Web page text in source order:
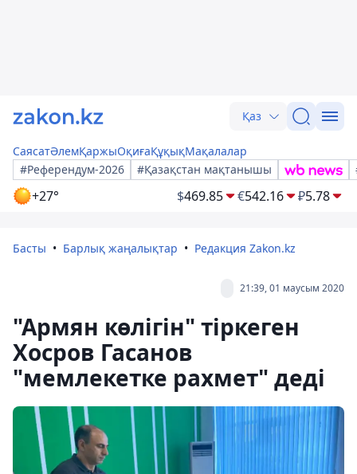
Қаз
СаясатӘлемҚаржыОқиғаҚұқықМақалалар
#Референдум-2026
#Қазақстан мақтанышы
+27° $469.85 €542.16 ₽5.78
Басты Барлық жаңалықтар Редакция Zakon.kz
21:39, 01 маусым 2020
"Армян көлігін" тіркеген
Хосров Гасанов
"мемлекетке рахмет" деді